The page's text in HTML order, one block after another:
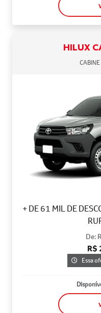
HILUX
+ DE 61 MIL DE
De:
R$
Essa